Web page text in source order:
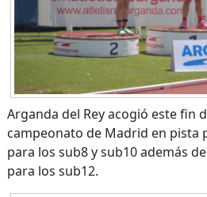
Arganda del Rey acogió este fin
campeonato de Madrid en pista
para los sub8 y sub10 además
para los sub12.